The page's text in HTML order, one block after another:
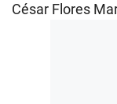
César Flores